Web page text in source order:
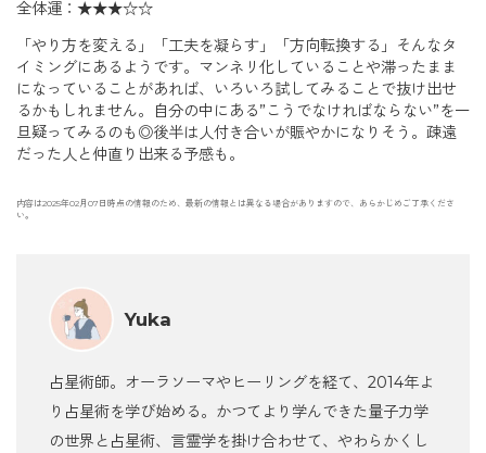
全体運：★★★☆☆
「やり方を変える」「工夫を凝らす」「方向転換する」そんなタ
イミングにあるようです。マンネリ化していることや滞ったまま
になっていることがあれば、いろいろ試してみることで抜け出せ
るかもしれません。自分の中にある”こうでなければならない”を一
旦疑ってみるのも◎後半は人付き合いが賑やかになりそう。疎遠
だった人と仲直り出来る予感も。
内容は2025年02月07日時点の情報のため、最新の情報とは異なる場合がありますので、あらかじめご了承くださ
い。
Yuka
占星術師。オーラソーマやヒーリングを経て、2014年よ
り占星術を学び始める。かつてより学んできた量子力学
の世界と占星術、言霊学を掛け合わせて、やわらかくし